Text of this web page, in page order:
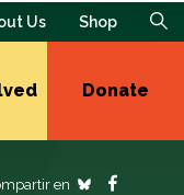
Us Shop
Donate
en